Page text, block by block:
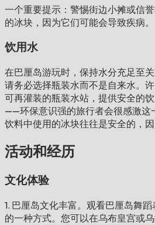
一个重要提示：警惕街边小摊或信
的冰块，因为它们可能会导致疾病。
饮用水
在巴厘岛游玩时，保持水分充足至
请务必选择瓶装水而不是自来水。
可再灌装的瓶装水站，提供安全的
——环保意识强的旅行者会很感激这
饮料中使用的冰块往往是安全的，
活动和经历
文化体验
1. 巴厘岛文化丰富。观看巴厘岛舞
的一种方式。您可以在乌布皇宫或